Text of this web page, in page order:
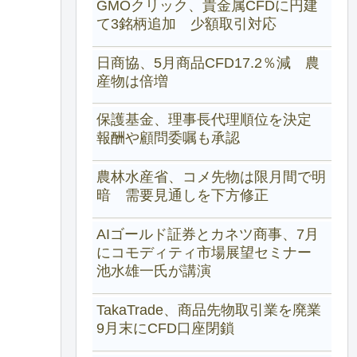
GMOクリック、貴金属CFDに円建
て3銘柄追加 少額取引対応
日商協、5月商品CFD17.2％減 農
産物は倍増
保護基金、理事長代理順位を決定
報酬や顧問委嘱も承認
農林水産省、コメ先物は限月間で明
暗 需要見通しを下方修正
AIゴールド証券とカネツ商事、7月
にコモディティ市場展望セミナー
池水雄一氏が講演
TakaTrade、商品先物取引業を廃業
9月末にCFD口座閉鎖